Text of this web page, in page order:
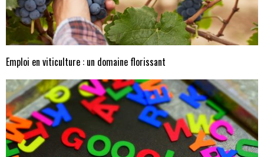
Emploi en viticulture : un domaine florissant